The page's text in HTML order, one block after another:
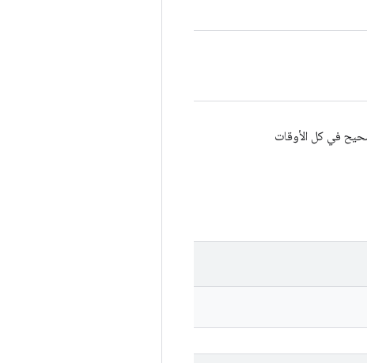
في كل الأوقات